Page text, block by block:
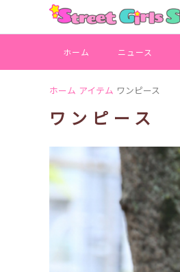
ホーム ニュース
ホーム アイテム ワンピース
ワンピース